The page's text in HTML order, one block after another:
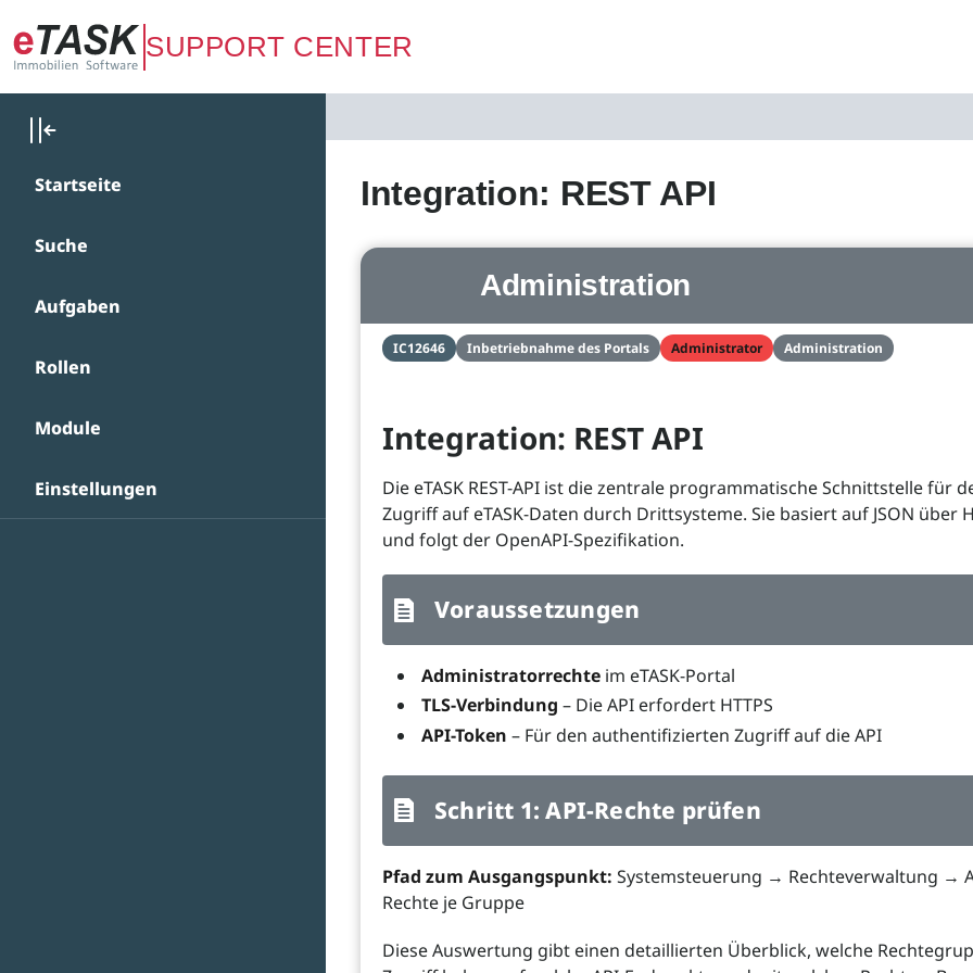
Zum Hauptinhalt springen
SUPPORT CENTER
Startseite
Suche
Aufgaben
Rollen
Module
Einstellungen
Integration: REST API
Administration
IC12646 Inbetriebnahme des Portals Administrator Administration
Integration: REST API
Die eTASK REST-API ist die zentrale programmatische Schnittstelle für
Zugriff auf eTASK-Daten durch Drittsysteme. Sie basiert auf JSON über
und folgt der OpenAPI-Spezifikation.
Voraussetzungen
Administratorrechte im eTASK-Portal
TLS-Verbindung – Die API erfordert HTTPS
API-Token – Für den authentifizierten Zugriff auf die API
Schritt 1: API-Rechte prüfen
Pfad zum Ausgangspunkt: Systemsteuerung → Rechteverwaltung →
Rechte je Gruppe
Diese Auswertung gibt einen detaillierten Überblick, welche